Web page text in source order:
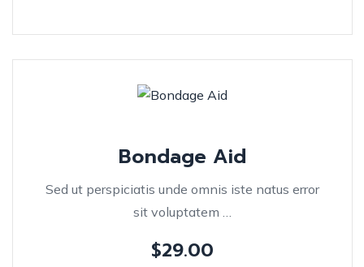
Bondage Aid
Sed ut perspiciatis unde omnis iste natus error
sit voluptatem …
$29.00